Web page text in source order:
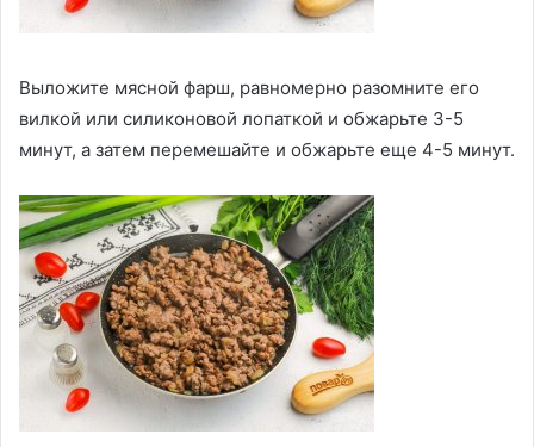
Выложите мясной фарш, равномерно разомните его
вилкой или силиконовой лопаткой и обжарьте 3-5
минут, а затем перемешайте и обжарьте еще 4-5 минут.